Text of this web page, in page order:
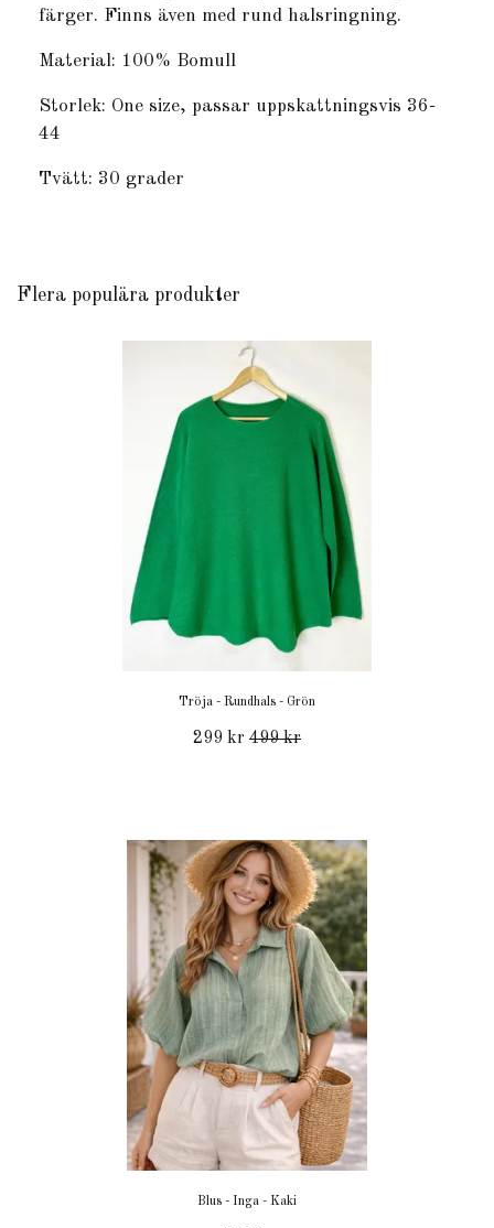
färger. Finns även med rund halsringning.
Material: 100% Bomull
Storlek: One size, passar uppskattningsvis 36-
44
Tvätt: 30 grader
Flera populära produkter
Tröja - Rundhals - Grön
299 kr 499 kr
Blus - Inga - Kaki